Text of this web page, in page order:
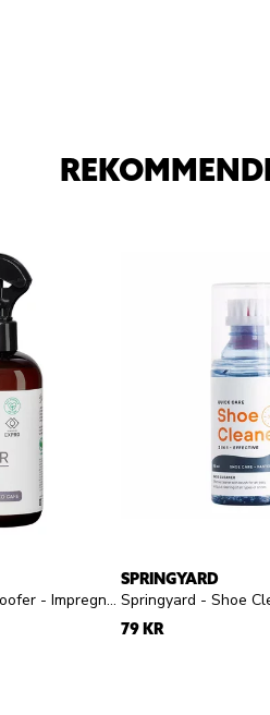
Springyard - Eco Proofer - Impregneringsspray
SPRINGYARD
79 KR